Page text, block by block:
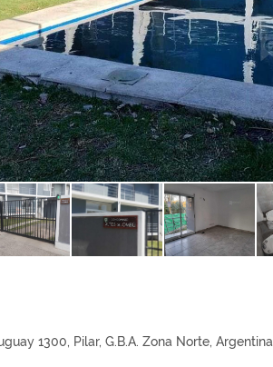
1300, Pilar, G.B.A. Zona Norte, Argentina.